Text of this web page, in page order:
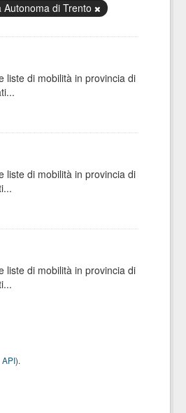
Autonoma di Trento
liste di mobilità in provincia di
liste di mobilità in provincia di
liste di mobilità in provincia di
).